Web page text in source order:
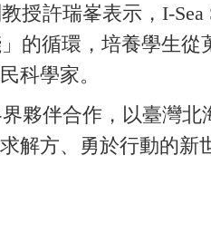
許瑞峯表示，I-
的循環，培養學生
科學家。
夥伴合作，以臺灣
解方、勇於行動的新